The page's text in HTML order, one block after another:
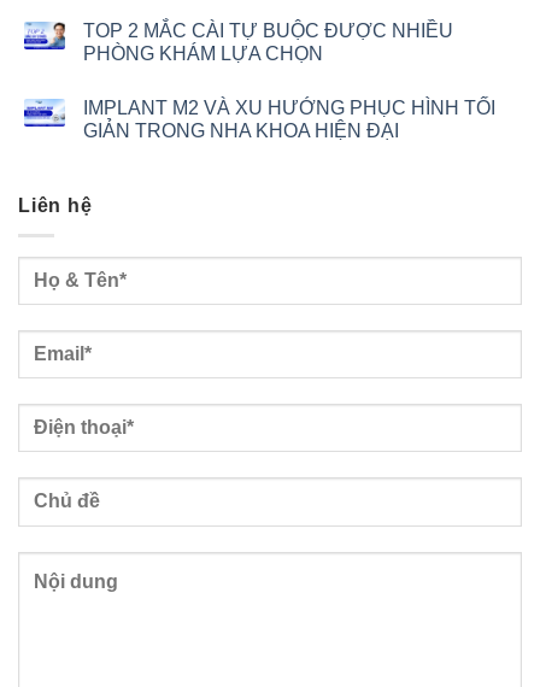
TOP 2 MẮC CÀI TỰ BUỘC ĐƯỢC NHIỀU
PHÒNG KHÁM LỰA CHỌN
IMPLANT M2 VÀ XU HƯỚNG PHỤC HÌNH TỐI
GIẢN TRONG NHA KHOA HIỆN ĐẠI
Liên hệ